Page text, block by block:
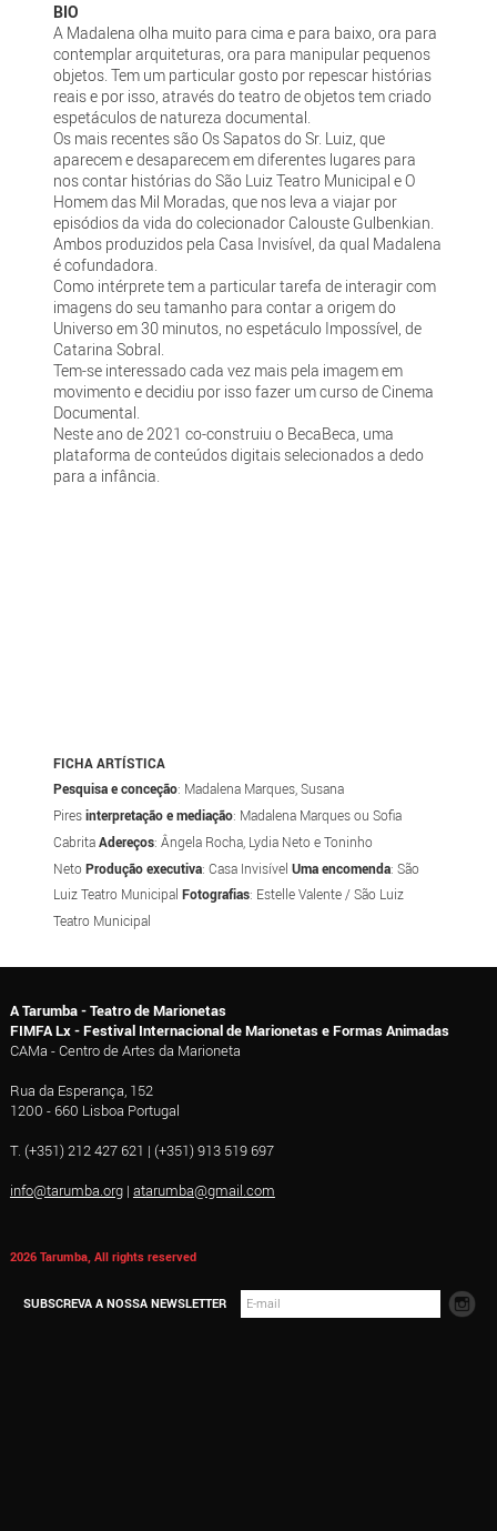
BIO
A Madalena olha muito para cima e para baixo, ora para
contemplar arquiteturas, ora para manipular pequenos
objetos. Tem um particular gosto por repescar histórias
reais e por isso, através do teatro de objetos tem criado
espetáculos de natureza documental.
Os mais recentes são Os Sapatos do Sr. Luiz, que
aparecem e desaparecem em diferentes lugares para
nos contar histórias do São Luiz Teatro Municipal e O
Homem das Mil Moradas, que nos leva a viajar por
episódios da vida do colecionador Calouste Gulbenkian.
Ambos produzidos pela Casa Invisível, da qual Madalena
é cofundadora.
Como intérprete tem a particular tarefa de interagir com
imagens do seu tamanho para contar a origem do
Universo em 30 minutos, no espetáculo Impossível, de
Catarina Sobral.
Tem-se interessado cada vez mais pela imagem em
movimento e decidiu por isso fazer um curso de Cinema
Documental.
Neste ano de 2021 co-construiu o BecaBeca, uma
plataforma de conteúdos digitais selecionados a dedo
para a infância.
FICHA ARTÍSTICA
Pesquisa e conceção: Madalena Marques, Susana
Piresinterpretação e mediação: Madalena Marques ou Sofia
CabritaAdereços: Ângela Rocha, Lydia Neto e Toninho
NetoProdução executiva: Casa InvisívelUma encomenda: São
Luiz Teatro MunicipalFotografias: Estelle Valente / São Luiz
Teatro Municipal
A Tarumba - Teatro de Marionetas
FIMFA Lx - Festival Internacional de Marionetas e Formas Animadas
CAMa - Centro de Artes da Marioneta
Rua da Esperança, 152
1200 - 660 Lisboa Portugal
T. (+351) 212 427 621 | (+351) 913 519 697
info@tarumba.org| atarumba@gmail.com
2026 Tarumba, All rights reserved
SUBSCREVA A NOSSA NEWSLETTER